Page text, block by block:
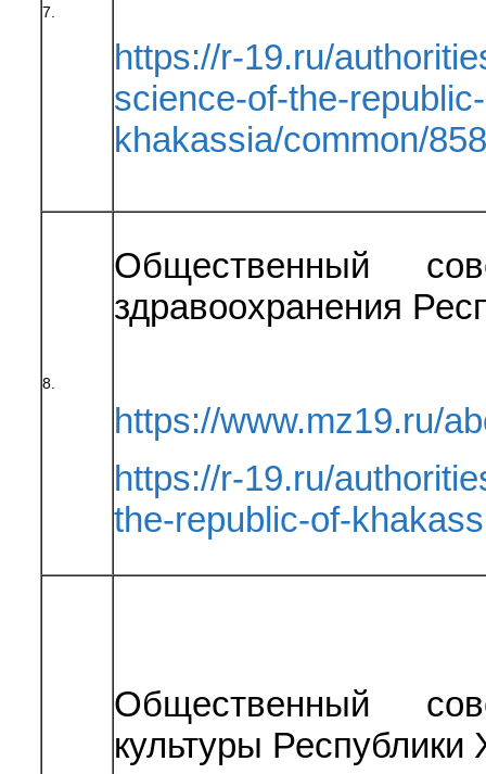
7.
https://r-19.ru/
science-of-the-
khakassia/common/
8.
Общественный
здравоохранения
https://www.mz19.ru/
https://r-19.ru/
the-republic-of-
Общественный
культуры Республики